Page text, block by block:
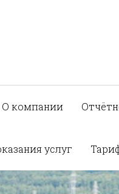
О компании
услуг